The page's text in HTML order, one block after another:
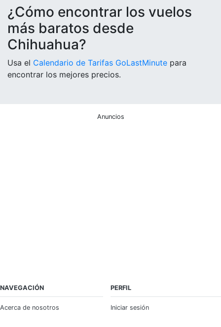
¿Cómo encontrar los vuelos
más baratos desde
Chihuahua?
Usa el Calendario de Tarifas GoLastMinute para
encontrar los mejores precios.
Anuncios
NAVEGACIÓN
Acerca de nosotros
PERFIL
Iniciar sesión